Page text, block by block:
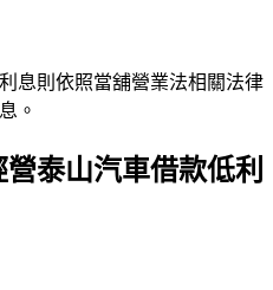
息則依照當舖營業法相關法律
。
泰山汽車借款低利